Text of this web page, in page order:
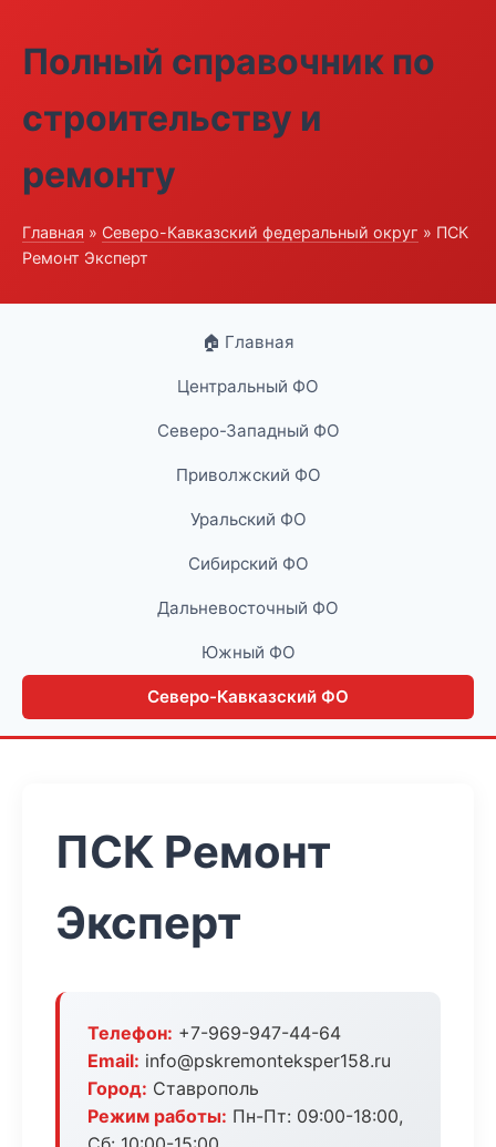
Полный справочник по
строительству и
ремонту
Главная » Северо-Кавказский федеральный округ » ПСК
Ремонт Эксперт
🏠 Главная
Центральный ФО
Северо-Западный ФО
Приволжский ФО
Уральский ФО
Сибирский ФО
Дальневосточный ФО
Южный ФО
Северо-Кавказский ФО
ПСК Ремонт
Эксперт
Телефон: +7-969-947-44-64
Email: info@pskremonteksper158.ru
Город: Ставрополь
Режим работы: Пн-Пт: 09:00-18:00,